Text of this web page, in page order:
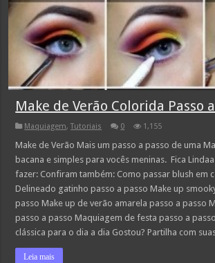
Make de Verão Colorida Passo
Maquiagem,Tutoriais 0 1,155
Make de Verão Mais um passo a passo de uma
bacana e simples para vocês meninas. Fica
fazer: Confiram também: Como passar blush em
Delineado gatinho passo a passo Make up
passo Make up de verão amarela passo a passo
passo a passo Maquiagem de festa passo a
clássica para o dia a dia Gostou? Partilha com
Leia mais